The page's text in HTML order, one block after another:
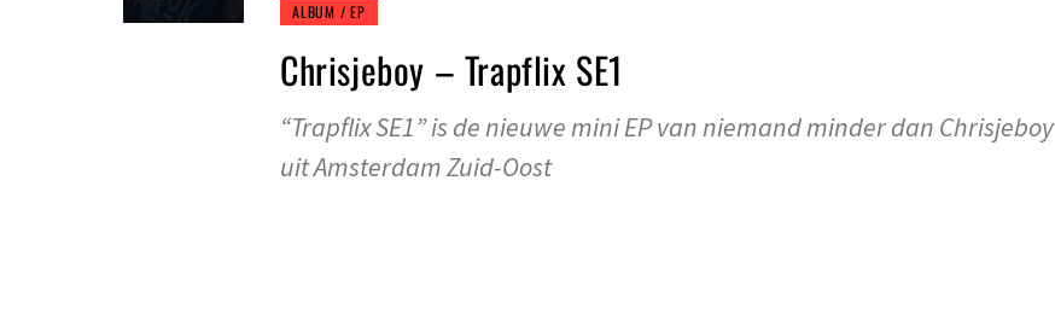
ALBUM / EP
Chrisjeboy – Trapflix SE1
“Trapflix SE1” is de nieuwe mini EP van niemand minder dan Chrisjeboy
uit Amsterdam Zuid-Oost